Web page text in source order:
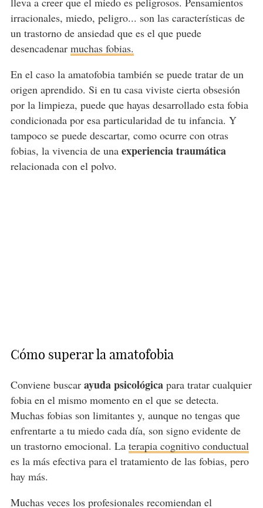
irracionales, miedo, peligro... son las características de
un trastorno de ansiedad que es el que puede
desencadenar muchas fobias.
En el caso la amatofobia también se puede tratar de un
origen aprendido. Si en tu casa viviste cierta obsesión
por la limpieza, puede que hayas desarrollado esta fobia
condicionada por esa particularidad de tu infancia. Y
tampoco se puede descartar, como ocurre con otras
fobias, la vivencia de unaexperiencia traumática
relacionada con el polvo.
Cómo superar la amatofobia
Conviene buscar ayuda psicológicapara tratar cualquier
fobia en el mismo momento en el que se detecta.
Muchas fobias son limitantes y, aunque no tengas que
enfrentarte a tu miedo cada día, son signo evidente de
un trastorno emocional. La terapia cognitivo conductual
es la más efectiva para el tratamiento de las fobias, pero
hay más.
Muchas veces los profesionales recomiendan el